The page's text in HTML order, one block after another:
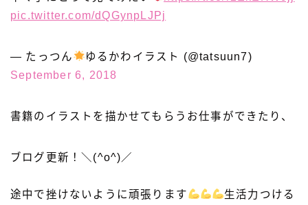
pic.twitter.com/dQGynpLJPj
— たっつん
ゆるかわイラスト (@tatsuun7)
September 6, 2018
書籍のイラストを描かせてもらうお仕事ができたり、
ブログ更新！＼(^o^)／
途中で挫けないように頑張ります
生活力つける